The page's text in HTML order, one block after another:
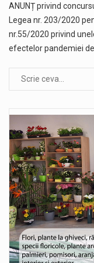
ANUNȚ privind
Legea nr. 203/2020
nr.55/2020 privind
efectelor pandemiei de